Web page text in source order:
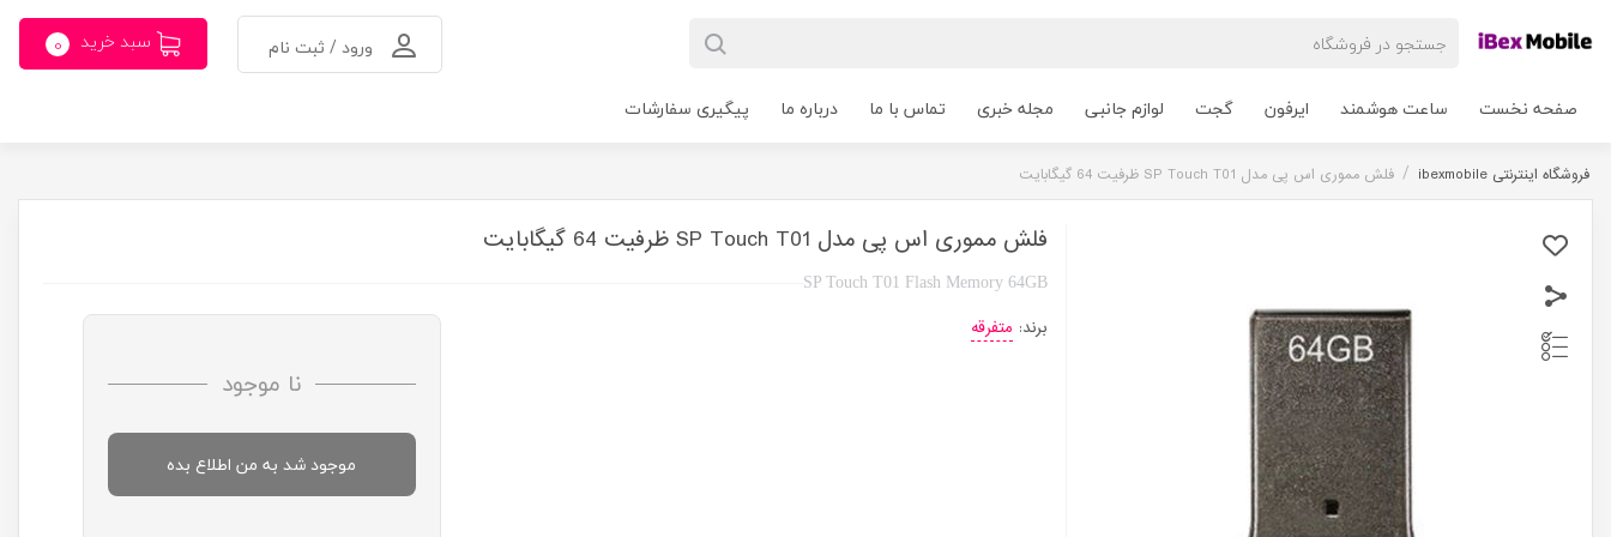
ورود / ثبت نام سبد خرید 0
صفحه نخست ساعت هوشمند ایرفون گجت لوازم جانبی مجله خبری تماس با ما درباره ما پیگیری سفارشات
فروشگاه اینترنتی ibexmobile / فلش مموری اس پی مدل SP Touch T01 ظرفیت 64 گیگابایت
فلش مموری اس پی مدل SP Touch T01 ظرفیت 64 گیگابایت
SP Touch T01 Flash Memory 64GB
برند: متفرقه
نا موجود